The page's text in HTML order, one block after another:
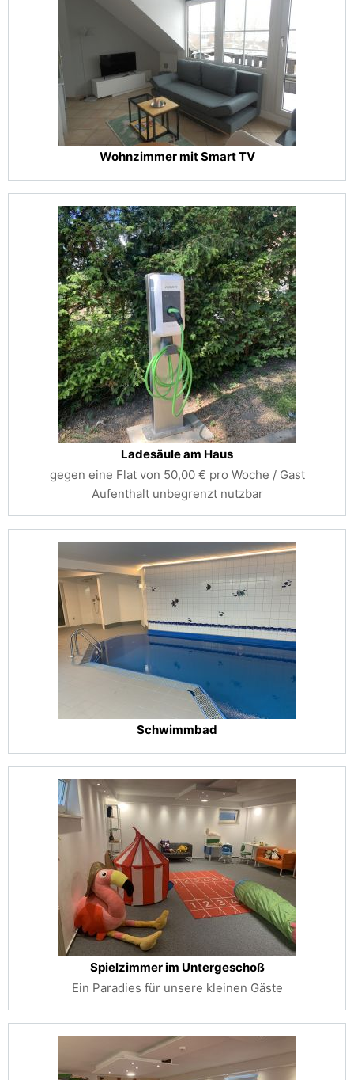
Wohnzimmer mit Smart TV
Ladesäule am Haus
gegen eine Flat von 50,00 € pro Woche / Gast
Aufenthalt unbegrenzt nutzbar
Schwimmbad
Spielzimmer im Untergeschoß
Ein Paradies für unsere kleinen Gäste